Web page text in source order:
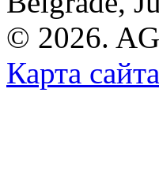
© 2026.
Карта сайта